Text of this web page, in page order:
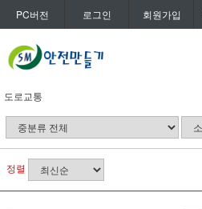
PC버전 로그인 회원가입
도로교통
정렬